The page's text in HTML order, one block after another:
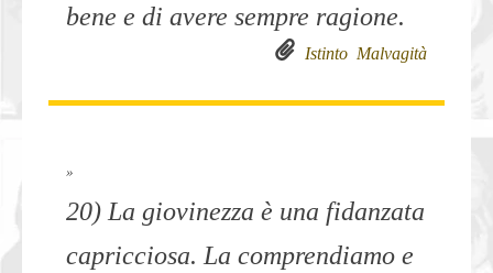
bene e di avere sempre ragione.
Malvagità
Istinto
»
20) La giovinezza è una fidanzata
capricciosa. La comprendiamo e